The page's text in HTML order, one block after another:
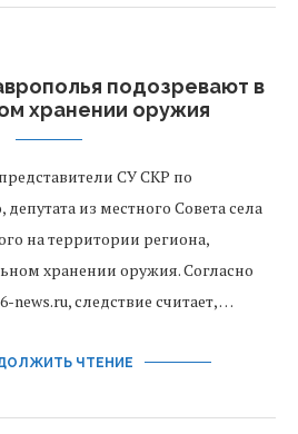
подозревают в
хранении оружия
СУ СКР по
из местного Совета села
на территории региона,
хранении оружия. Согласно
следствие считает, …
ЧТЕНИЕ